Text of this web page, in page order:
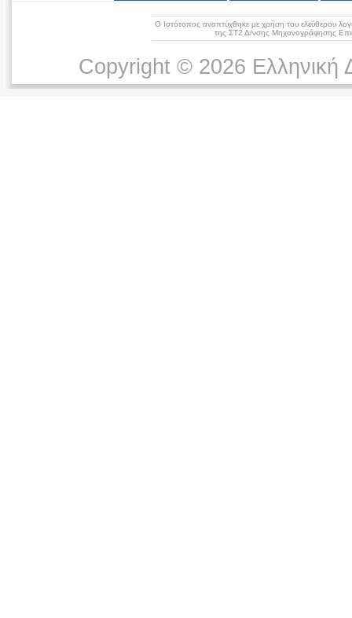
Ο Ιστότοπος αναπτύχθηκε με χρήση του ελεύθερου
της ΣΤ2 Δ/νσης Μηχανογράφησης
Copyright © 2026